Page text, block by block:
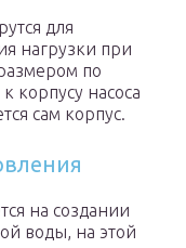
для
нагрузки при
по
корпусу насоса
сам корпус.
на создании
воды, на этой